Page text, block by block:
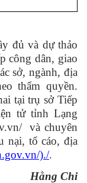
đủ và dự thảo
công dân, giao
sở, ngành, địa
thẩm quyền.
tại trụ sở Tiếp
tử tỉnh Lạng
và chuyên
nại, tố cáo, địa
)./.
Hằng Chi